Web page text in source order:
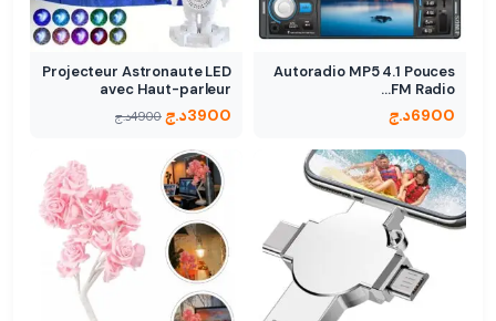
Autoradio MP5 4.1 Pouces
FM Radio…
6900د.ج
Projecteur Astronaute LED
avec Haut-parleur
Bluetooth…
3900د.ج 4900د.ج